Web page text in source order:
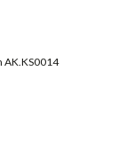
AK.KS0014